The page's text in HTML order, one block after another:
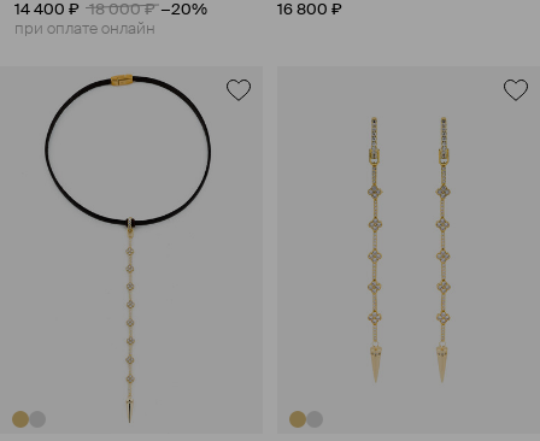
14 400 ₽
18 000 ₽ −20%
при оплате онлайн
16 800 ₽